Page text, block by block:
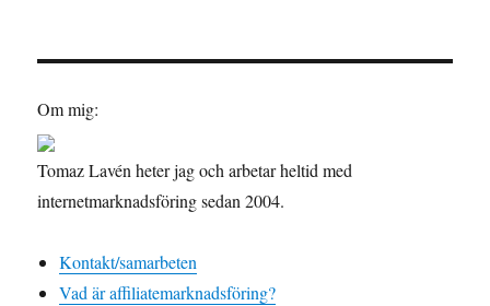
Om mig:
Tomaz Lavén heter jag och arbetar heltid med
internetmarknadsföring sedan 2004.
Kontakt/samarbeten
Vad är affiliatemarknadsföring?